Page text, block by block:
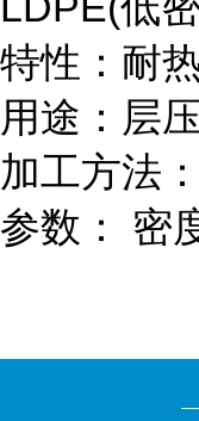
特性：耐
用途：层
加工方法
参数：
密